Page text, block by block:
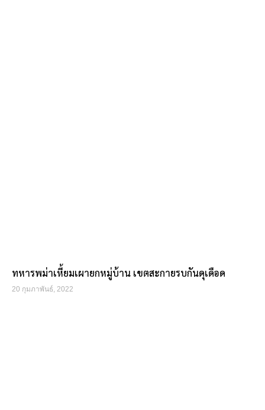
ทหารพม่าเหี้ยมเผายกหมู่บ้าน เขตสะกายรบกันดุเดือด
20 กุมภาพันธ์, 2022